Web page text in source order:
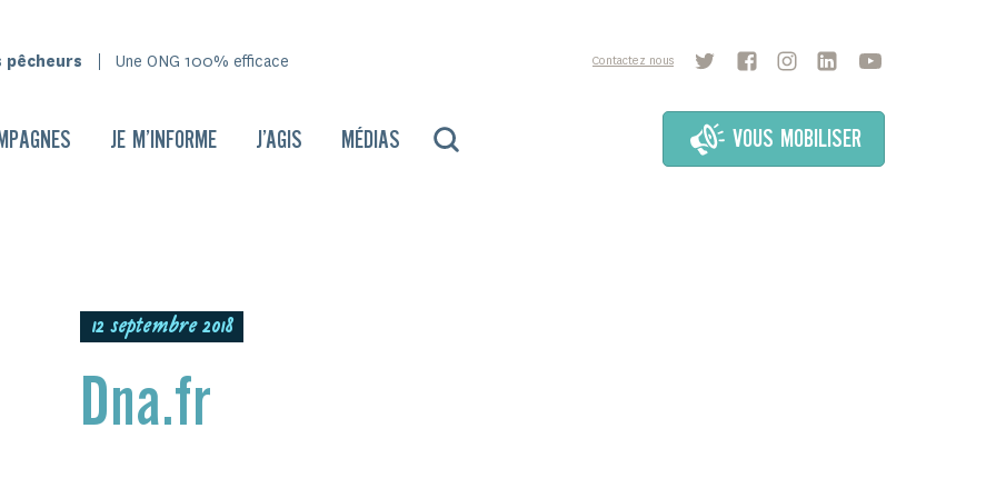
Une ONG 100% efficace Contactez nous
JE M’INFORME J’AGIS MÉDIAS VOUS MOBILISER
12 septembre 2018
Dna.fr